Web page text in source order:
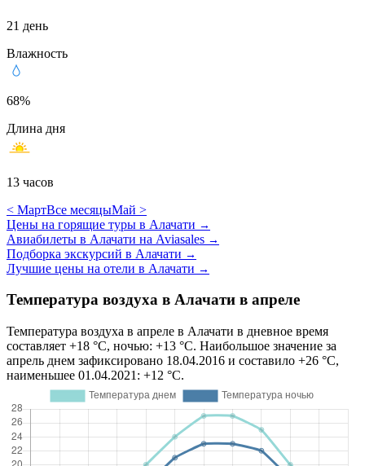
21 день
Влажность
68%
Длина дня
13 часов
< МартВсе месяцыМай >
Цены на горящие туры в Алачати →
Авиабилеты в Алачати на Aviasales →
Подборка экскурсий в Алачати →
Лучшие цены на отели в Алачати →
Температура воздуха в Алачати в апреле
Температура воздуха в апреле в Алачати в дневное время
составляет +18 °C, ночью: +13 °C. Наибольшое значение за
апрель днем зафиксировано 18.04.2016 и составило +26 °C,
наименьшее 01.04.2021: +12 °C.